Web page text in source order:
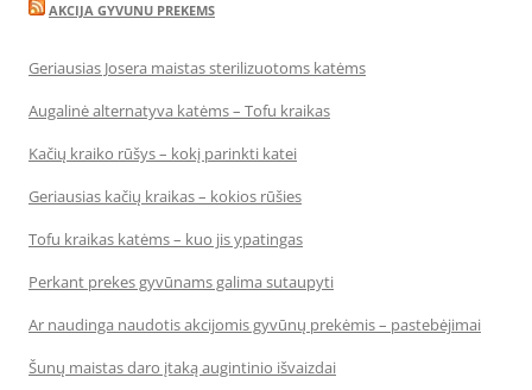
AKCIJA GYVUNU PREKEMS
Geriausias Josera maistas sterilizuotoms katėms
Augalinė alternatyva katėms – Tofu kraikas
Kačių kraiko rūšys – kokį parinkti katei
Geriausias kačių kraikas – kokios rūšies
Tofu kraikas katėms – kuo jis ypatingas
Perkant prekes gyvūnams galima sutaupyti
Ar naudinga naudotis akcijomis gyvūnų prekėmis – pastebėjimai
Šunų maistas daro įtaką augintinio išvaizdai